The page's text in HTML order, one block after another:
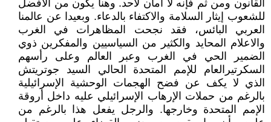
القانون ومن ثم فإنه لا أمان لأحد. وهنا يكون من الأفضل
للشعوب إيثار السلامة والاكتفاء بالدعاء. وبعيدا عن عالمنا
العربي البائس، فقد نجحت المظاهرات في الغرب
والاعلام المحايد والكثير من السياسيين والمفكرين ذوي
الضمير الحي في الغرب وعبر العالم وعلى رأسهم
السكرتيرالعام للإمم المتحدة الحالي السيد جوتريتش
الذي لا يكف عن فضح الهجمات الوحشية الإسرائيلية
بالرغم من حملات الإرهاب الإسرائيلي عليه داخل أروقة
الإمم المتحدة وخارجها. والرجل يفعل هذا بالرغم من